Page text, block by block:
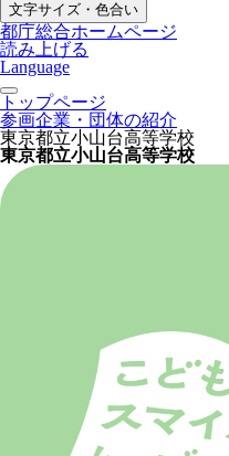
文字サイズ・色合い
都庁総合ホームページ
読み上げる
Language
トップページ
参画企業・団体の紹介
東京都立小山台高等学校
東京都立小山台高等学校